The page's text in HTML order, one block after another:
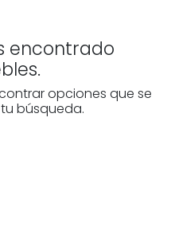
encontrado
opciones que se
búsqueda.